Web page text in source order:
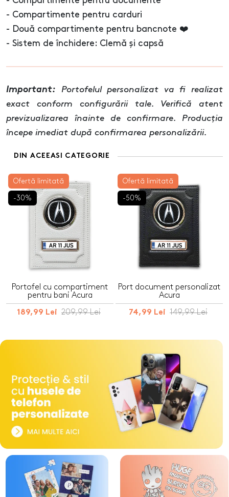
- Compartimente pentru carduri
- Două compartimente pentru bancnote ❤️
- Sistem de închidere: Clemă și capsă
Important: Portofelul personalizat va fi realizat
exact conform configurării tale. Verifică atent
previzualizarea înainte de confirmare. Producția
începe imediat după confirmarea personalizării.
DIN ACEEASI CATEGORIE
Ofertă limitată
-30%
Portofel cu compartiment
pentru bani Acura
189,99 Lei 209,99 Lei
Ofertă limitată
-50%
Port document personalizat
Acura
74,99 Lei 149,99 Lei